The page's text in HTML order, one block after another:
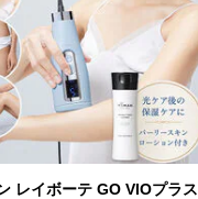
レイボーテ GO VIOプラス